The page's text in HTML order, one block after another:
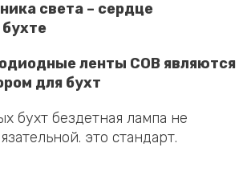
света – сердце
ленты COB являются
для бухт
бухт бездетная лампа не
это стандарт.